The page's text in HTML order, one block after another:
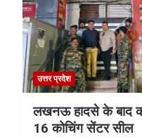
उत्तर प्रदेश
लखनऊ हादसे के बाद
16 कोचिंग सेंटर सील